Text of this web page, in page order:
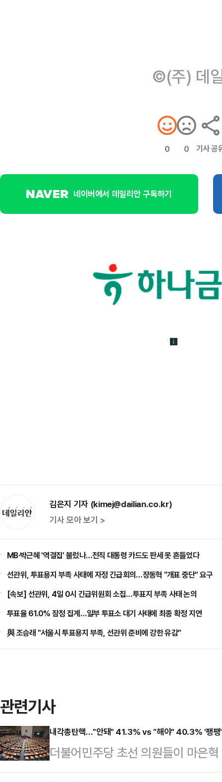
©(주) 데
0 0 기사 공
네이버에서 데일리안 구독하기
김은지 기자 (kimej@dailian.co.kr)
기사 모아 보기 >
MB·박근혜 '역결집' 불렀나…전직 대통령 카드도 판세 못 흔들었다
선관위, 투표용지 부족 사태에 자정 긴급회의…장동혁 "개표 중단" 요구
[속보] 선관위, 4일 0시 긴급위원회 소집…투표지 부족 사태 논의
투표율 61.0% 잠정 집계…일부 투표소 대기 사태에 최종 확정 지연
與 조승래 "서울시 투표용지 부족, 선관위 준비에 강한 유감"
관련기사
내각총탄핵…"안돼" 41.3% vs "해야" 40.3% '팽팽'
더불어민주당 초선 의원들이 마은
우 한덕수 대통령 권한대행 국무총